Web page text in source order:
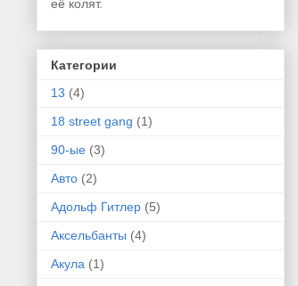
её колят.
Категории
13 (4)
18 street gang (1)
90-ые (3)
Авто (2)
Адольф Гитлер (5)
Аксельбанты (4)
Акула (1)